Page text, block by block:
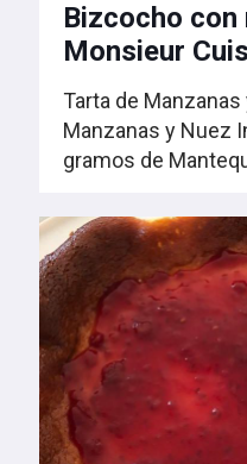
Bizcocho con
Monsieur
Tarta de
Manzanas y Nuez
gramos de